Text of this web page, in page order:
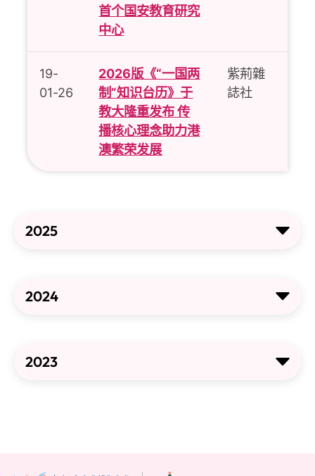
首个国安教育研究
中心
19-
01-26
2026版《“一国两
制”知识台历》于
教大隆重发布 传
播核心理念助力港
澳繁荣发展
紫荊雜
誌社
2025
2024
2023